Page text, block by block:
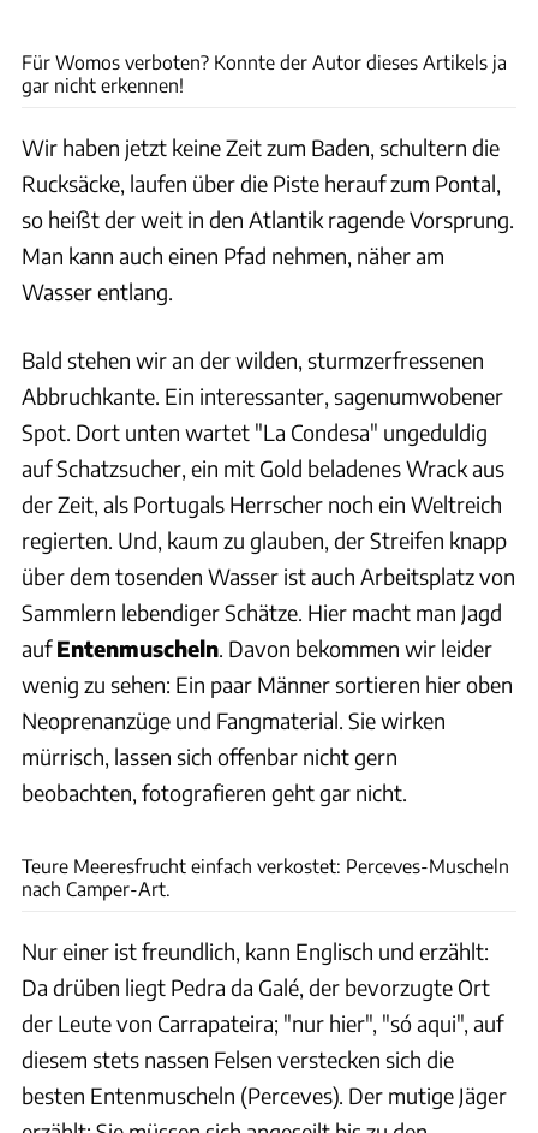
Für Womos verboten? Konnte der Autor dieses Artikels ja
gar nicht erkennen!
Wir haben jetzt keine Zeit zum Baden, schultern die
Rucksäcke, laufen über die Piste herauf zum Pontal,
so heißt der weit in den Atlantik ragende Vorsprung.
Man kann auch einen Pfad nehmen, näher am
Wasser entlang.
Bald stehen wir an der wilden, sturmzerfressenen
Abbruchkante. Ein interessanter, sagenumwobener
Spot. Dort unten wartet "La Condesa" ungeduldig
auf Schatzsucher, ein mit Gold beladenes Wrack aus
der Zeit, als Portugals Herrscher noch ein Weltreich
regierten. Und, kaum zu glauben, der Streifen knapp
über dem tosenden Wasser ist auch Arbeitsplatz von
Sammlern lebendiger Schätze. Hier macht man Jagd
aufEntenmuscheln. Davon bekommen wir leider
wenig zu sehen: Ein paar Männer sortieren hier oben
Neoprenanzüge und Fangmaterial. Sie wirken
mürrisch, lassen sich offenbar nicht gern
beobachten, fotografieren geht gar nicht.
Teure Meeresfrucht einfach verkostet: Perceves-Muscheln
nach Camper-Art.
Nur einer ist freundlich, kann Englisch und erzählt:
Da drüben liegt Pedra da Galé, der bevorzugte Ort
der Leute von Carrapateira; "nur hier", "só aqui", auf
diesem stets nassen Felsen verstecken sich die
besten Entenmuscheln (Perceves). Der mutige Jäger